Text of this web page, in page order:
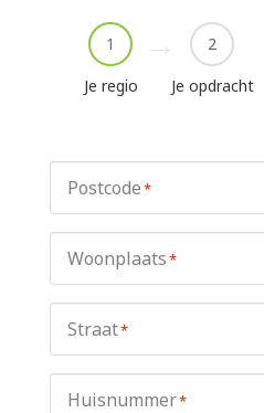
1
Je regio
2
Je opdracht
Postcode*
Woonplaats*
Straat*
Huisnummer*